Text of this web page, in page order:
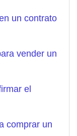
un contrato
vender un
el
comprar un